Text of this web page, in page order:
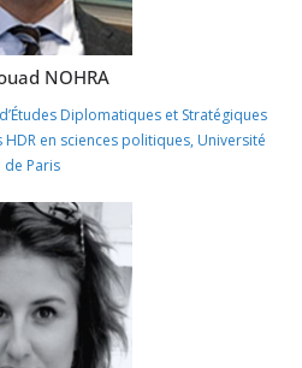
NOHRA
Diplomatiques et Stratégiques
HDR en sciences politiques, Université
de Paris